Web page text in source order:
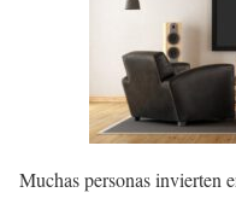
Muchas personas invierten